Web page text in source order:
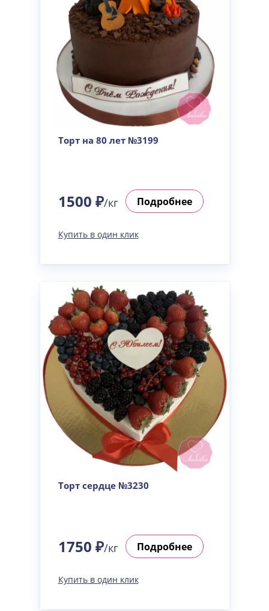
Торт на 80 лет №3199
1500 ₽/кг Подробнее
Купить в один клик
Торт сердце №3230
1750 ₽/кг Подробнее
Купить в один клик